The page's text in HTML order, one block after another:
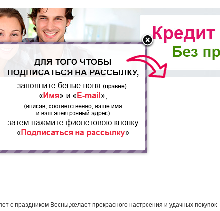
с праздником Весны,желает прекрасного настроения и удачных покупок